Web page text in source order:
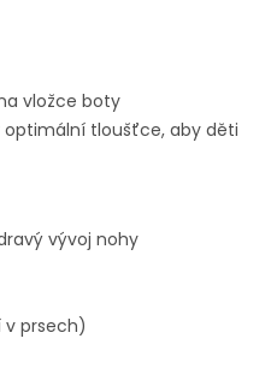
vložce boty
optimální tloušťce, aby děti
vývoj nohy
v prsech)